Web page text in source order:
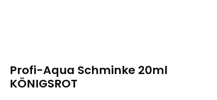
Profi-Aqua Schminke 20ml
KÖNIGSROT